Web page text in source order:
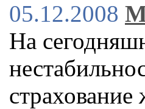
05.12.2008
На